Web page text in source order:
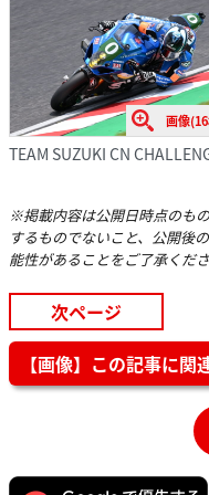
画像
TEAM SUZUKI CN
※掲載内容は公開日時点のも
するものでないこと、公開後
能性があることをご了承くださ
次ページ
【画像】この記事に